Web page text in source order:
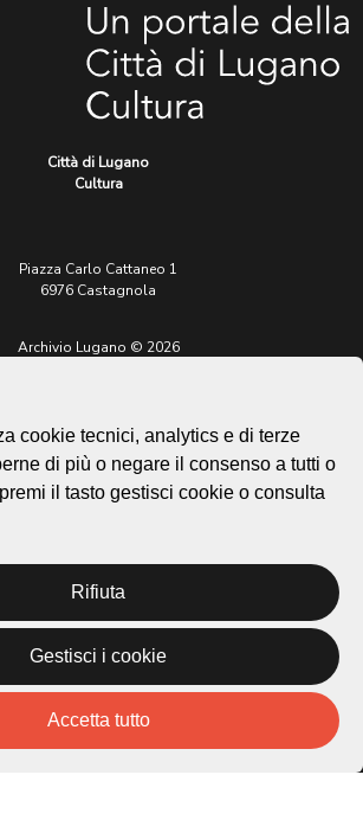
Città di Lugano
Cultura
Piazza Carlo Cattaneo 1
6976 Castagnola
Archivio Lugano © 2026
t. +41 58 866 68 50
Sito istituzionale:
lugano.ch
Privacy Policy
Credits
Homepage
Temi
Novità
Progetti
cookie tecnici, analytics e di terze
di più o negare il consenso a tutti o
il tasto gestisci cookie o consulta
Rifiuta
Gestisci i cookie
Accetta tutto